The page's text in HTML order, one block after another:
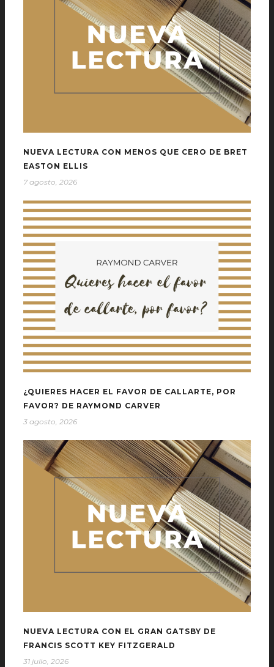
NUEVA LECTURA CON MENOS QUE CERO DE BRET
EASTON ELLIS
7 agosto, 2026
¿QUIERES HACER EL FAVOR DE CALLARTE, POR
FAVOR? DE RAYMOND CARVER
3 agosto, 2026
NUEVA LECTURA CON EL GRAN GATSBY DE
FRANCIS SCOTT KEY FITZGERALD
31 julio, 2026